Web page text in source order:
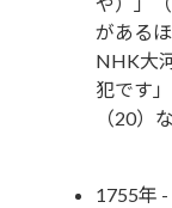
がある
NHK大
犯です
（20）
1755年